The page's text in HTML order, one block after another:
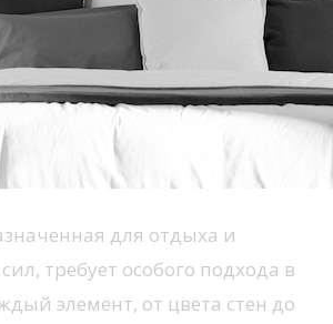
для отдыха и
требует особого подхода в
элемент, от цвета стен до